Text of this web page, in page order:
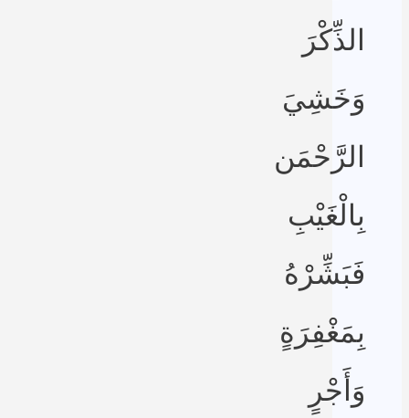
الذِّكْرَ
وَخَشِيَ
الرَّحْمَن
بِالْغَيْبِ
فَبَشِّرْهُ
بِمَغْفِرَةٍ
وَأَجْرٍ